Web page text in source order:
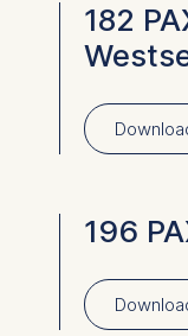
182
196